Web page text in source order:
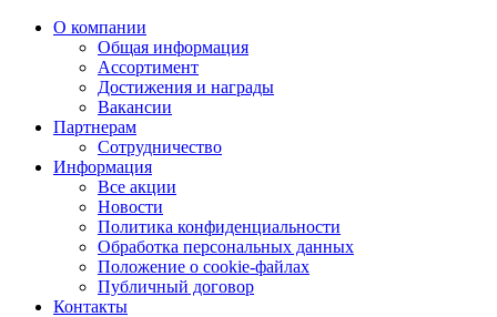
О компании
Общая информация
Ассортимент
Достижения и награды
Вакансии
Партнерам
Сотрудничество
Информация
Все акции
Новости
Политика конфиденциальности
Обработка персональных данных
Положение о cookie-файлах
Публичный договор
Контакты